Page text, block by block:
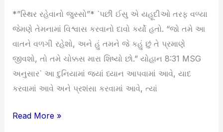
*”સ્થિર રહેવાનો જુસ્સો”* `પછી ઈસુ એ યહૂદીઓ તરફ વળ્યા
જેમણે તેમનામાં વિશ્વાસ કરવાનો દાવો કર્યો હતો. “જો તમે આ
વાતને વળગી રહેશો, અને હું તમને જે કહું છું તે પ્રમાણે
જીવશો, તો તમે ચોક્કસ મારા શિષ્યો છો.” યોહાન 8:31 MSG
અનુસાર` આ દુનિયામાં જ્યાં ધ્યાન આપવામાં આવે, યાદ
કરવામાં આવે અને પ્રશંસા કરવામાં આવે, ત્યાં
Read More »